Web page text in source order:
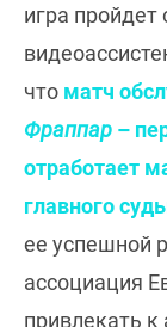
игра пройдет
что матч
Фраппар –
отработает
главного
ее успешной
ассоциация
привлекать